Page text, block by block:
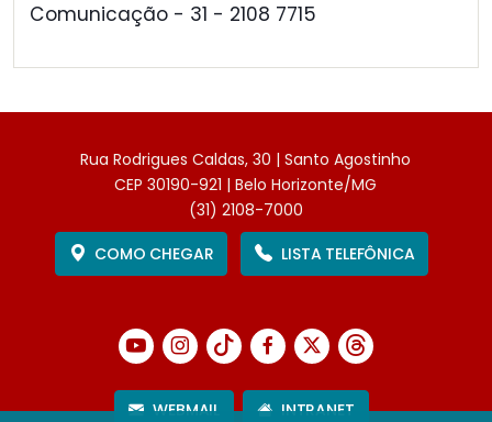
Comunicação - 31 - 2108 7715
Rua Rodrigues Caldas, 30 | Santo Agostinho
CEP 30190-921 | Belo Horizonte/MG
(31) 2108-7000
COMO CHEGAR
LISTA TELEFÔNICA
WEBMAIL INTRANET